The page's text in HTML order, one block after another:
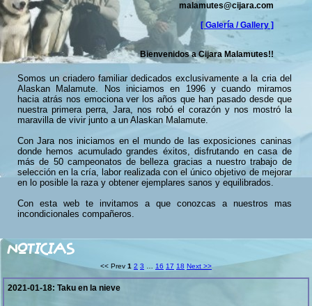
malamutes@cijara.com
[ Galería / Gallery ]
Bienvenidos a Cijara Malamutes!!
Somos un criadero familiar dedicados exclusivamente a la cria del
Alaskan Malamute. Nos iniciamos en 1996 y cuando miramos
hacia atrás nos emociona ver los años que han pasado desde que
nuestra primera perra, Jara, nos robó el corazón y nos mostró la
maravilla de vivir junto a un Alaskan Malamute.
Con Jara nos iniciamos en el mundo de las exposiciones caninas
donde hemos acumulado grandes éxitos, disfrutando en casa de
más de 50 campeonatos de belleza gracias a nuestro trabajo de
selección en la cría, labor realizada con el único objetivo de mejorar
en lo posible la raza y obtener ejemplares sanos y equilibrados.
Con esta web te invitamos a que conozcas a nuestros mas
incondicionales compañeros.
NOTICIAS
<< Prev 1 2 3 16 17 18 Next >>
2021-01-18:Taku en la nieve